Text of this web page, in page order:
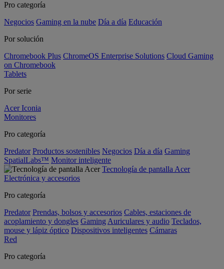
Pro categoría
Negocios Gaming en la nube Día a día Educación
Por solución
Chromebook Plus ChromeOS Enterprise Solutions Cloud Gaming
on Chromebook
Tablets
Por serie
Acer Iconia
Monitores
Pro categoría
Predator Productos sostenibles Negocios Día a día Gaming
SpatialLabs™ Monitor inteligente
Tecnología de pantalla Acer
Electrónica y accesorios
Pro categoría
Predator Prendas, bolsos y accesorios Cables, estaciones de
acoplamiento y dongles Gaming Auriculares y audio Teclados,
mouse y lápiz óptico Dispositivos inteligentes Cámaras
Red
Pro categoría